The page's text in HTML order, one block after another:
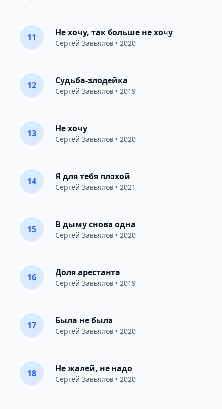
11 Не хочу, так больше не хочу
Сергей Завьялов • 2020
12 Судьба-злодейка
Сергей Завьялов • 2019
13 Не хочу
Сергей Завьялов • 2020
14 Я для тебя плохой
Сергей Завьялов • 2021
15 В дыму снова одна
Сергей Завьялов • 2020
16 Доля арестанта
Сергей Завьялов • 2019
17 Была не была
Сергей Завьялов • 2020
18 Не жалей, не надо
Сергей Завьялов • 2020